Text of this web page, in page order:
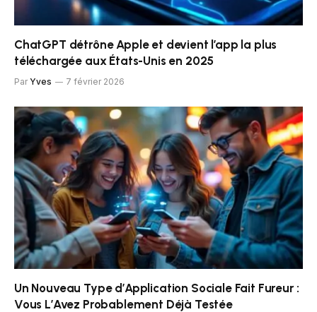
ChatGPT détrône Apple et devient l’app la plus
téléchargée aux États-Unis en 2025
Par Yves 7 février 2026
Un Nouveau Type d’Application Sociale Fait Fureur :
Vous L’Avez Probablement Déjà Testée